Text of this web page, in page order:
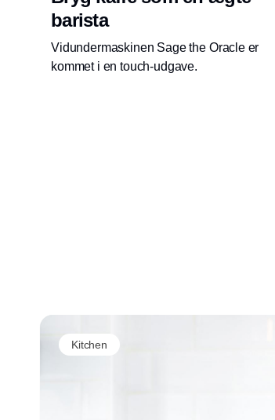
barista
Vidundermaskinen Sage the Oracle er
kommet i en touch-udgave.
Kitchen